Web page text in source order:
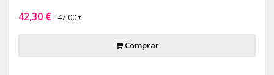
42,30 € 47,00 €
Comprar